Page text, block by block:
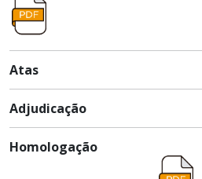
Atas
Adjudicação
Homologação